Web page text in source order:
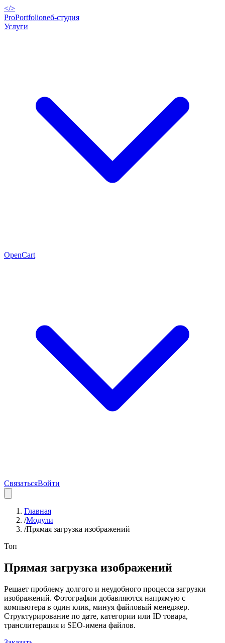
</>
ProPortfolioвеб-студия
Услуги
OpenCart
СвязатьсяВойти
Главная
/Модули
/Прямая загрузка изображений
Топ
Прямая загрузка изображений
Решает проблему долгого и неудобного процесса загрузки
изображений. Фотографии добавляются напрямую с
компьютера в один клик, минуя файловый менеджер.
Структурирование по дате, категории или ID товара,
транслитерация и SEO-имена файлов.